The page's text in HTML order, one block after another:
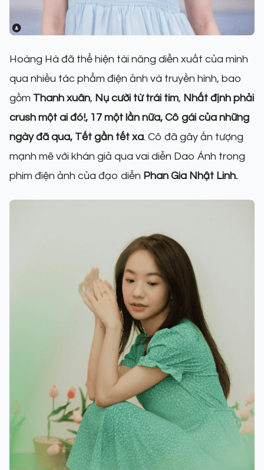
Hoàng Hà đã thể hiện tài năng diễn xuất của mình
qua nhiều tác phẩm điện ảnh và truyền hình, bao
gồm Thanh xuân, Nụ cười từ trái tim, Nhất định phải
crush một ai đó!, 17 một lần nữa, Cô gái của những
ngày đã qua, Tết gần tết xa. Cô đã gây ấn tượng
mạnh mẽ với khán giả qua vai diễn Dao Ánh trong
phim điện ảnh của đạo diễn Phan Gia Nhật Linh.